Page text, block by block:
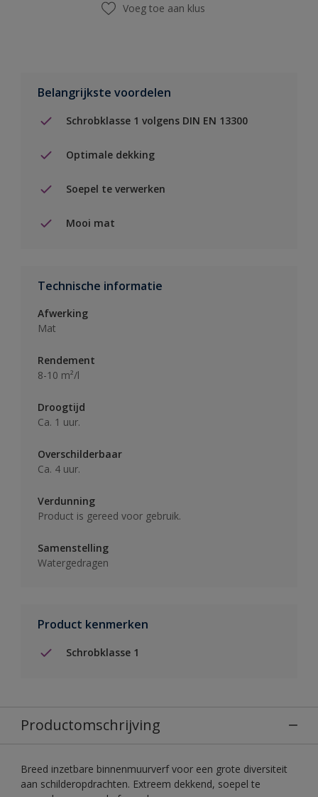
Voeg toe aan klus
Belangrijkste voordelen
Schrobklasse 1 volgens DIN EN 13300
Optimale dekking
Soepel te verwerken
Mooi mat
Technische informatie
Afwerking
Mat
Rendement
8-10 m²/l
Droogtijd
Ca. 1 uur.
Overschilderbaar
Ca. 4 uur.
Verdunning
Product is gereed voor gebruik.
Samenstelling
Watergedragen
Product kenmerken
Schrobklasse 1
Productomschrijving
Breed inzetbare binnenmuurverf voor een grote diversiteit
aan schilderopdrachten. Extreem dekkend, soepel te